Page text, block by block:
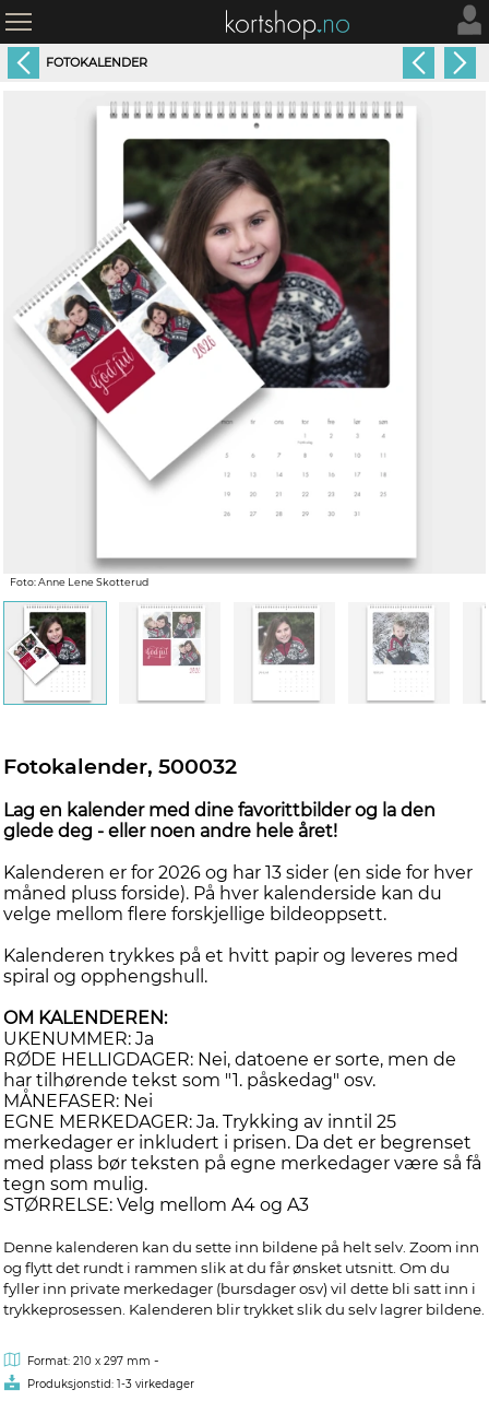
FOTOKALENDER
Foto: Anne Lene Skotterud
Fotokalender, 500032
Lag en kalender med dine favorittbilder og la den
glede deg - eller noen andre hele året!
Kalenderen er for 2026 og har 13 sider (en side for hver
måned pluss forside). På hver kalenderside kan du
velge mellom flere forskjellige bildeoppsett.
Kalenderen trykkes på et hvitt papir og leveres med
spiral og opphengshull.
OM KALENDEREN:
UKENUMMER: Ja
RØDE HELLIGDAGER: Nei, datoene er sorte, men de
har tilhørende tekst som "1. påskedag" osv.
MÅNEFASER: Nei
EGNE MERKEDAGER: Ja. Trykking av inntil 25
merkedager er inkludert i prisen. Da det er begrenset
med plass bør teksten på egne merkedager være så få
tegn som mulig.
STØRRELSE: Velg mellom A4 og A3
Denne kalenderen kan du sette inn bildene på helt selv. Zoom inn
og flytt det rundt i rammen slik at du får ønsket utsnitt. Om du
fyller inn private merkedager (bursdager osv) vil dette bli satt inn i
trykkeprosessen. Kalenderen blir trykket slik du selv lagrer bildene.
Format: 210 x 297 mm -
Produksjonstid: 1-3 virkedager